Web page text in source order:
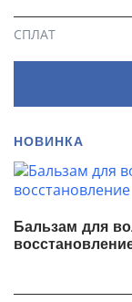
СПЛАТ
НОВИНКА
Бальзам для